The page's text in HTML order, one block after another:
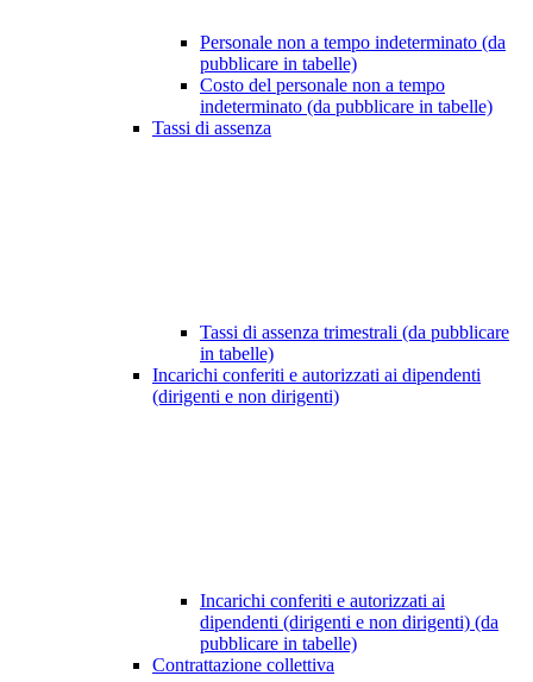
Personale non a tempo indeterminato (da
pubblicare in tabelle)
Costo del personale non a tempo
indeterminato (da pubblicare in tabelle)
Tassi di assenza
Tassi di assenza trimestrali (da pubblicare
in tabelle)
Incarichi conferiti e autorizzati ai dipendenti
(dirigenti e non dirigenti)
Incarichi conferiti e autorizzati ai
dipendenti (dirigenti e non dirigenti) (da
pubblicare in tabelle)
Contrattazione collettiva